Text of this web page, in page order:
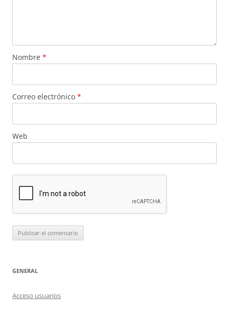
Nombre *
Correo electrónico *
Web
GENERAL
Acceso usuarios